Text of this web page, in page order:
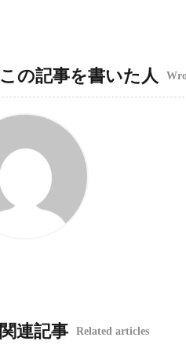
この記事を書いた人
関連記事 Related articles